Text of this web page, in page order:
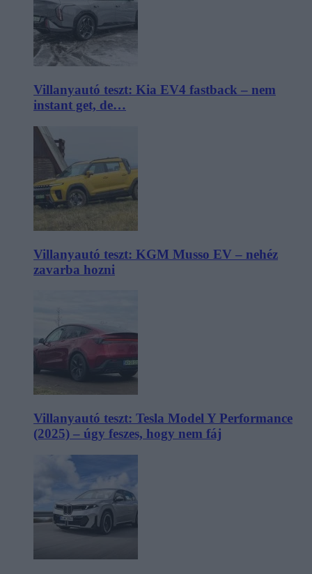
Villanyautó teszt: Kia EV4 fastback – nem
instant get, de…
Villanyautó teszt: KGM Musso EV – nehéz
zavarba hozni
Villanyautó teszt: Tesla Model Y Performance
(2025) – úgy feszes, hogy nem fáj